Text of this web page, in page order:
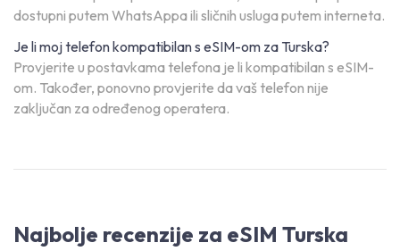
dostupni putem WhatsAppa ili sličnih usluga putem interneta.
Je li moj telefon kompatibilan s eSIM-om za Turska?
Provjerite u postavkama telefona je li kompatibilan s eSIM-
om. Također, ponovno provjerite da vaš telefon nije
zaključan za određenog operatera.
Najbolje recenzije za eSIM Turska